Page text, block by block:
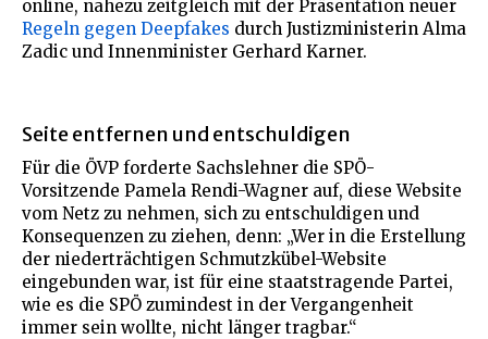
online, nahezu zeitgleich mit der Präsentation neuer
Regeln gegen Deepfakes durch Justizministerin Alma
Zadic und Innenminister Gerhard Karner.
Seite entfernen und entschuldigen
Für die ÖVP forderte Sachslehner die SPÖ-
Vorsitzende Pamela Rendi-Wagner auf, diese Website
vom Netz zu nehmen, sich zu entschuldigen und
Konsequenzen zu ziehen, denn: „Wer in die Erstellung
der niederträchtigen Schmutzkübel-Website
eingebunden war, ist für eine staatstragende Partei,
wie es die SPÖ zumindest in der Vergangenheit
immer sein wollte, nicht länger tragbar.“